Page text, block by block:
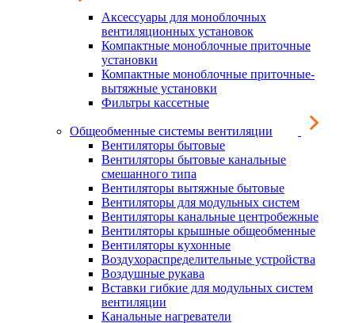
Аксессуары для моноблочных
вентиляционных установок
Компактные моноблочные приточные
установки
Компактные моноблочные приточные-
вытяжные установки
Фильтры кассетные
Общеобменные системы вентиляции
Вентиляторы бытовые
Вентиляторы бытовые канальные
смешанного типа
Вентиляторы вытяжные бытовые
Вентиляторы для модульных систем
Вентиляторы канальные центробежные
Вентиляторы крышные общеобменные
Вентиляторы кухонные
Воздухораспределительные устройства
Воздушные рукава
Вставки гибкие для модульных систем
вентиляции
Канальные нагреватели